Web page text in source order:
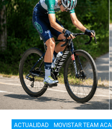
ACTUALIDAD MOVISTAR TEAM